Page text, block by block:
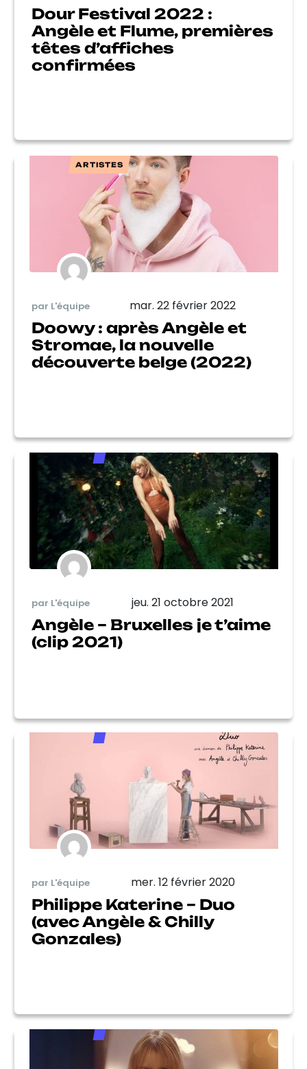
Dour Festival 2022 :
Angèle et Flume, premières
têtes d’affiches
confirmées
ARTISTES
par L'équipe mar. 22 février 2022
Doowy : après Angèle et
Stromae, la nouvelle
découverte belge (2022)
par L'équipe jeu. 21 octobre 2021
Angèle – Bruxelles je t’aime
(clip 2021)
par L'équipe mer. 12 février 2020
Philippe Katerine – Duo
(avec Angèle & Chilly
Gonzales)